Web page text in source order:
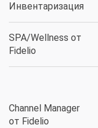
Инвентаризация
SPA/Wellness от
Fidelio
Channel Manager
от Fidelio